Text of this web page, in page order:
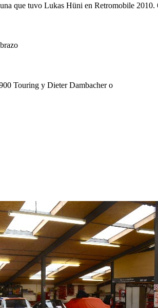
que tuvo Lukas Hüni en Retromobile
Touring y Dieter Dambacher o